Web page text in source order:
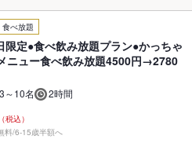
食べ放題
限定●食べ飲み放題プラン●かっちゃ
ニュー食べ飲み放題4500円→2780
3～10名 2時間
税込）
料/6-15歳半額へ